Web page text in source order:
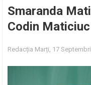
Smaranda
Codin
Redacția Marți, 17